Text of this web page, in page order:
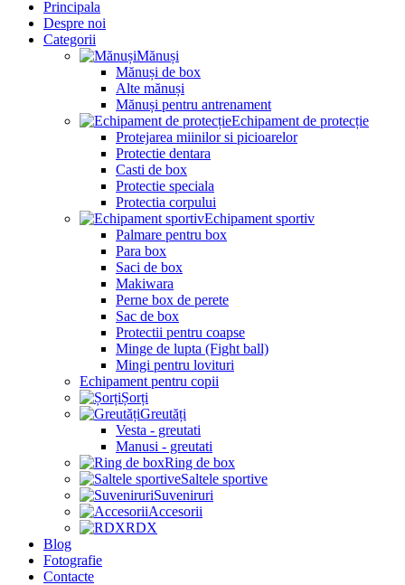
Principala
Despre noi
Categorii
Mănuși
Mănuși de box
Alte mănuși
Mănuși pentru antrenament
Echipament de protecție
Protejarea miinilor si picioarelor
Protectie dentara
Casti de box
Protectie speciala
Protectia corpului
Echipament sportiv
Palmare pentru box
Para box
Saci de box
Makiwara
Perne box de perete
Sac de box
Protectii pentru coapse
Minge de lupta (Fight ball)
Mingi pentru lovituri
Echipament pentru copii
Șorți
Greutăți
Vesta - greutati
Manusi - greutati
Ring de box
Saltele sportive
Suveniruri
Accesorii
RDX
Blog
Fotografie
Contacte